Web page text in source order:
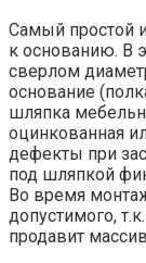
Самый простой
к основанию. В
сверлом
основание
шляпка
оцинкованная
дефекты при
под шляпкой
Во время
допустимого,
продавит